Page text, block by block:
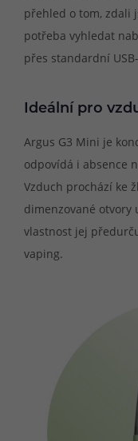
přehled o tom, zdali
potřeba vyhledat
přes standardní
Ideální pro
Argus G3 Mini je
odpovídá i absence
Vzduch prochází ke
dimenzované otvory
vlastnost jej
vaping.